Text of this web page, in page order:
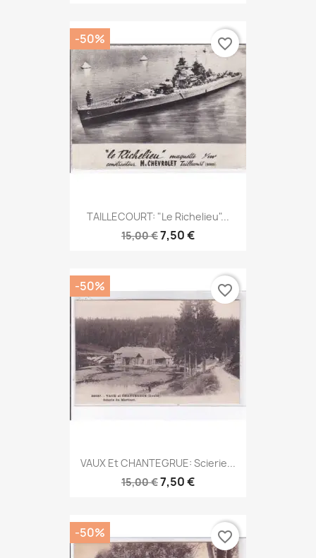
TAILLECOURT: "le Richelieu"...
15,00 €7,50 €
-50% favorite_border
VAUX Et CHANTEGRUE: Scierie...
15,00 €7,50 €
-50% favorite_border
-50% favorite_border